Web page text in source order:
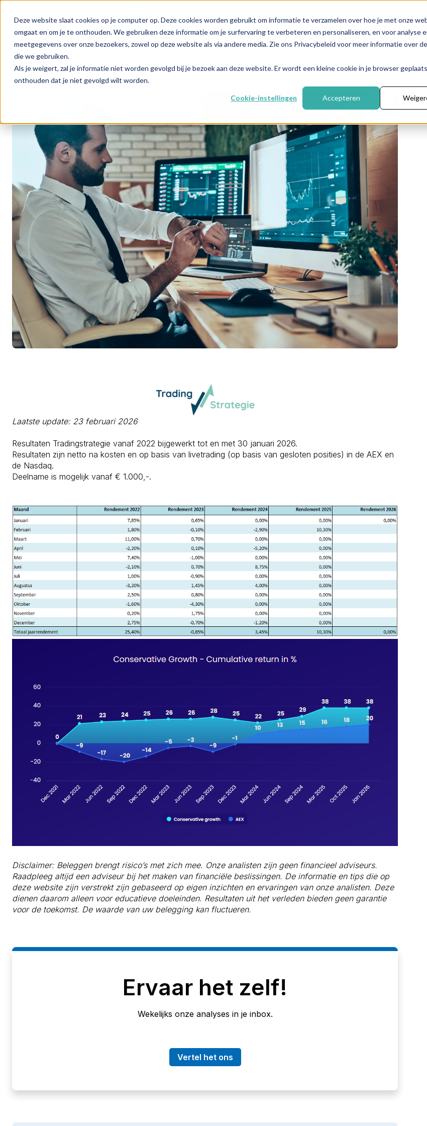
Deze website slaat cookies op je computer op. Deze cookies worden gebruikt om informatie te verzamelen over hoe je met onze
omgaat en om je te onthouden. We gebruiken deze informatie om je surfervaring te verbeteren en personaliseren, en voor analyse
meetgegevens over onze bezoekers, zowel op deze website als via andere media. Zie ons Privacybeleid voor meer informatie over
die we gebruiken.
Als je weigert, zal je informatie niet worden gevolgd bij je bezoek aan deze website. Er wordt een kleine cookie in je browser
onthouden dat je niet gevolgd wilt worden.
Cookie-instellingen Accepteren
Nieuwsbrief
Home Research Educatie Crypto Financieel plan FAQ Over Yelza
Laatste update: 23 februari 2026
Resultaten Tradingstrategie vanaf 2022 bijgewerkt tot en met 30 januari 2026.
Resultaten zijn netto na kosten en op basis van livetrading (op basis van gesloten posities) in de AEX en
de Nasdaq.
Deelname is mogelijk vanaf € 1.000,-.
Disclaimer: Beleggen brengt risico’s met zich mee. Onze analisten zijn geen financieel adviseurs.
Raadpleeg altijd een adviseur bij het maken van financiële beslissingen. De informatie en tips die op
deze website zijn verstrekt zijn gebaseerd op eigen inzichten en ervaringen van onze analisten. Deze
dienen daarom alleen voor educatieve doeleinden. Resultaten uit het verleden bieden geen garantie
voor de toekomst. De waarde van uw belegging kan fluctueren.
Ervaar het zelf!
Wekelijks onze analyses in je inbox.
Vertel het ons